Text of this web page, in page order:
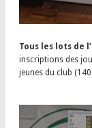
Tous les lots de
inscriptions des
jeunes du club